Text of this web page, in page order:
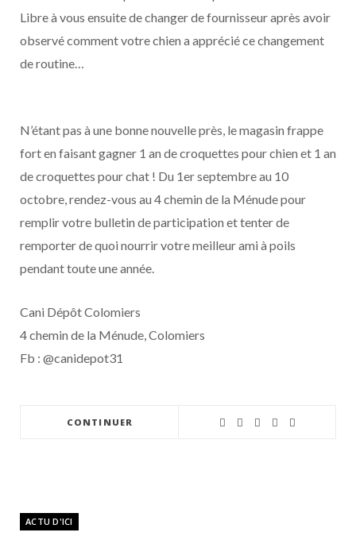
Libre à vous ensuite de changer de fournisseur après avoir
observé comment votre chien a apprécié ce changement
de routine…
N’étant pas à une bonne nouvelle près, le magasin frappe
fort en faisant gagner 1 an de croquettes pour chien et 1 an
de croquettes pour chat ! Du 1er septembre au 10
octobre, rendez-vous au 4 chemin de la Ménude pour
remplir votre bulletin de participation et tenter de
remporter de quoi nourrir votre meilleur ami à poils
pendant toute une année.
Cani Dépôt Colomiers
4 chemin de la Ménude, Colomiers
Fb : @canidepot31
CONTINUER
ACTU D'ICI